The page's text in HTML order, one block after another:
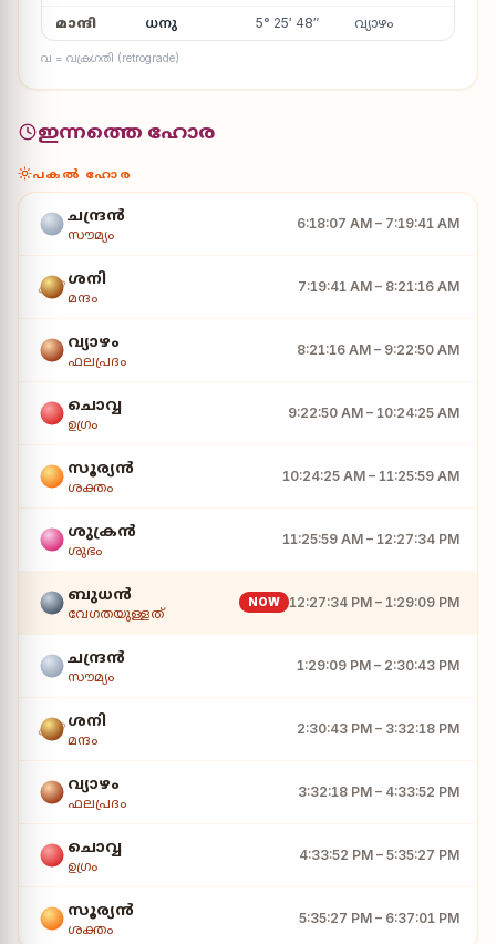
മാന്ദി ധനു 5° 25′ 48″ വ്യാഴം
വ = വക്രഗതി (retrograde)
ഇന്നത്തെ ഹോര
പകൽ ഹോര
ചന്ദ്രൻ
സൗമ്യം
6:18:07 AM – 7:19:41 AM
ശനി
മന്ദം
7:19:41 AM – 8:21:16 AM
വ്യാഴം
ഫലപ്രദം
8:21:16 AM – 9:22:50 AM
ചൊവ്വ
ഉഗ്രം
9:22:50 AM – 10:24:25 AM
സൂര്യൻ
ശക്തം
10:24:25 AM – 11:25:59 AM
ശുക്രൻ
ശുഭം
11:25:59 AM – 12:27:34 PM
ബുധൻ
വേഗതയുള്ളത്
NOW 12:27:34 PM – 1:29:09 PM
ചന്ദ്രൻ
സൗമ്യം
1:29:09 PM – 2:30:43 PM
ശനി
മന്ദം
2:30:43 PM – 3:32:18 PM
വ്യാഴം
ഫലപ്രദം
3:32:18 PM – 4:33:52 PM
ചൊവ്വ
ഉഗ്രം
4:33:52 PM – 5:35:27 PM
സൂര്യൻ
ശക്തം
5:35:27 PM – 6:37:01 PM